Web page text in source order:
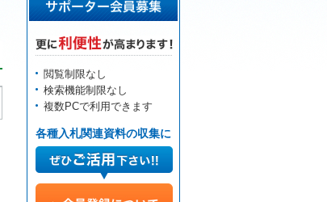
閲覧制限なし
検索機能制限なし
複数PCで利用できます
各種入札関連資料の収集に